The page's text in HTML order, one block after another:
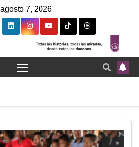
agosto 7, 2026